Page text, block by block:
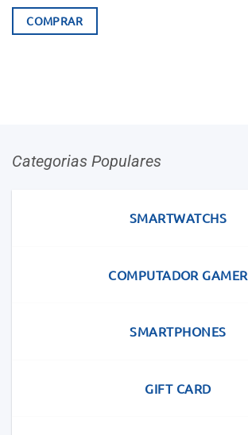
era:
COMPRAR
Categorias Populares
SMARTWATCHS
COMPUTADOR GAMER
SMARTPHONES
GIFT CARD